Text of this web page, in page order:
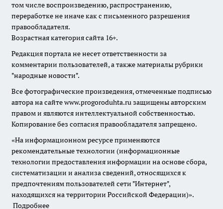
том числе воспроизведению, распространению,
переработке не иначе как с письменного разрешения
правообладателя.
Возрастная категория сайта 16+.
Редакция портала не несет ответственности за
комментарии пользователей, а также материалы рубрики
"народные новости".
Все фотографические произведения, отмеченные подписью
автора на сайте www.progoroduhta.ru защищены авторским
правом и являются интеллектуальной собственностью.
Копирование без согласия правообладателя запрещено.
«На информационном ресурсе применяются
рекомендательные технологии (информационные
технологии предоставления информации на основе сбора,
систематизации и анализа сведений, относящихся к
предпочтениям пользователей сети "Интернет",
находящихся на территории Российской Федерации)».
Подробнее